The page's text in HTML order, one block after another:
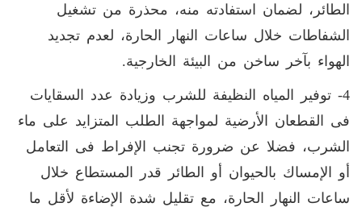
الطائر، لضمان استفادته منه، محذرة من تشغيل
الشفاطات خلال ساعات النهار الحارة، لعدم تجديد
الهواء بآخر ساخن من البيئة الخارجية.
4- توفير المياه النظيفة للشرب وزيادة عدد السقايات
فى القطعان الأرضية لمواجهة الطلب المتزايد على ماء
الشرب، فضلا عن ضرورة تجنب الإفراط فى التعامل
أو الإمساك بالحيوان أو الطائر قدر المستطاع خلال
ساعات النهار الحارة، مع تقليل شدة الإضاءة لأقل ما